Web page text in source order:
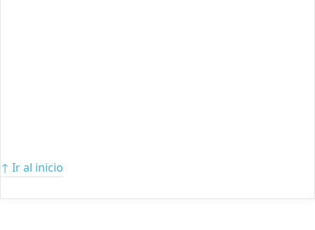
↑ Ir al inicio